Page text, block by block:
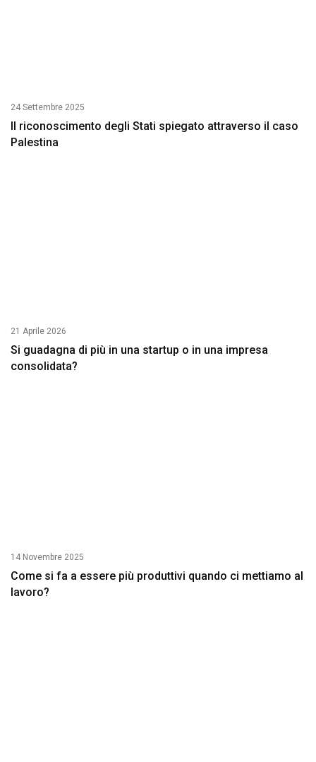
24 Settembre 2025
Il riconoscimento degli Stati spiegato attraverso il caso
Palestina
21 Aprile 2026
Si guadagna di più in una startup o in una impresa
consolidata?
14 Novembre 2025
Come si fa a essere più produttivi quando ci mettiamo al
lavoro?